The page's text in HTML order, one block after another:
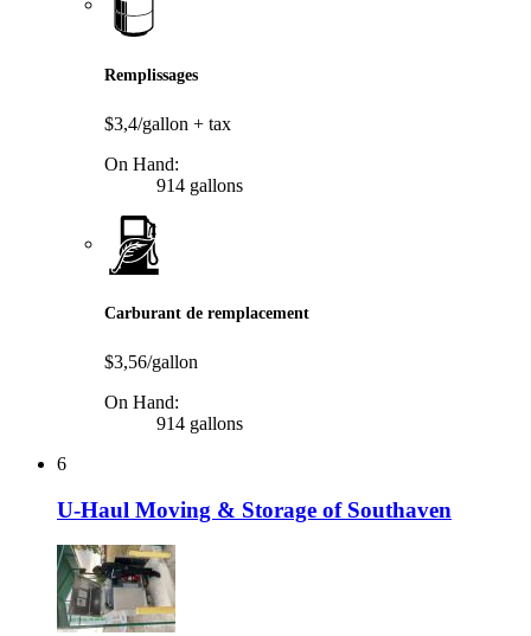
Remplissages
$3,4/gallon + tax
On Hand:
914 gallons
Carburant de remplacement
$3,56/gallon
On Hand:
914 gallons
6
U-Haul Moving & Storage of Southaven